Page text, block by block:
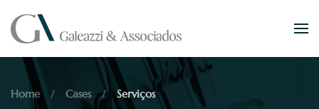
Skip to main content
Home Cases Serviços